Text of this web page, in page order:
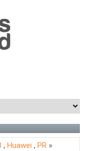
, Huawei , PR »